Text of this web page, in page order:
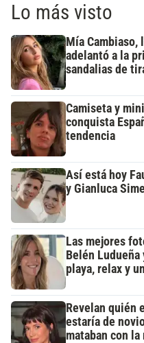
Lo más visto
Mía Cambiaso,
adelantó a la
sandalias de
Camiseta y
conquista
tendencia
Así está hoy
y Gianluca
Las mejores
Belén
playa, relax y
Revelan quién
estaría de
mataban con la